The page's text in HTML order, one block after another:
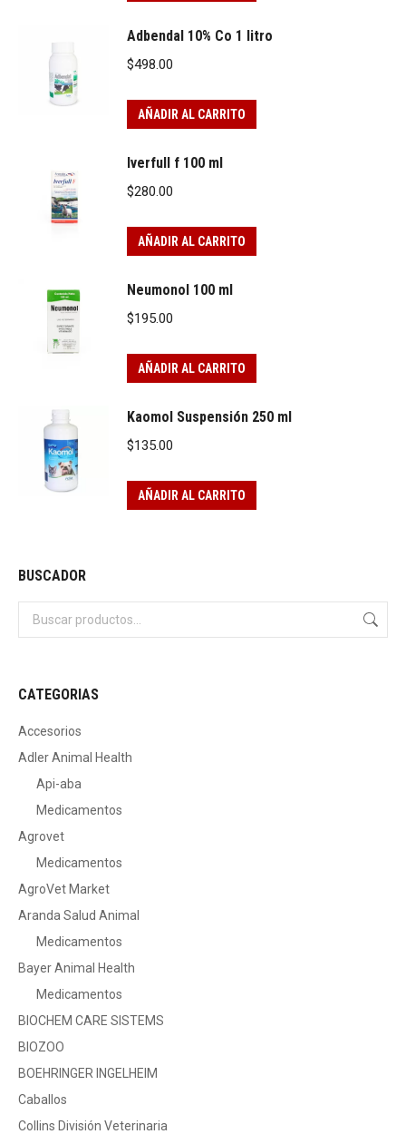
Adbendal 10% Co 1 litro
$498.00
AÑADIR AL CARRITO
Iverfull f 100 ml
$280.00
AÑADIR AL CARRITO
Neumonol 100 ml
$195.00
AÑADIR AL CARRITO
Kaomol Suspensión 250 ml
$135.00
AÑADIR AL CARRITO
BUSCADOR
CATEGORIAS
Accesorios
Adler Animal Health
Api-aba
Medicamentos
Agrovet
Medicamentos
AgroVet Market
Aranda Salud Animal
Medicamentos
Bayer Animal Health
Medicamentos
BIOCHEM CARE SISTEMS
BIOZOO
BOEHRINGER INGELHEIM
Caballos
Collins División Veterinaria